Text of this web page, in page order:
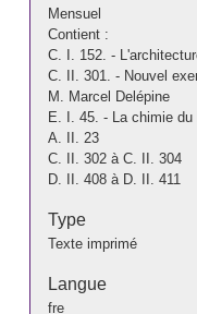
Mensuel
Contient :
C. I. 152. -
C. II. 301. - Nouvel
M. Marcel Delépine
E. I. 45. - La chimie
A. II. 23
C. II. 302 à C. II. 304
D. II. 408 à D. II. 411
Type
Texte imprimé
Langue
fre